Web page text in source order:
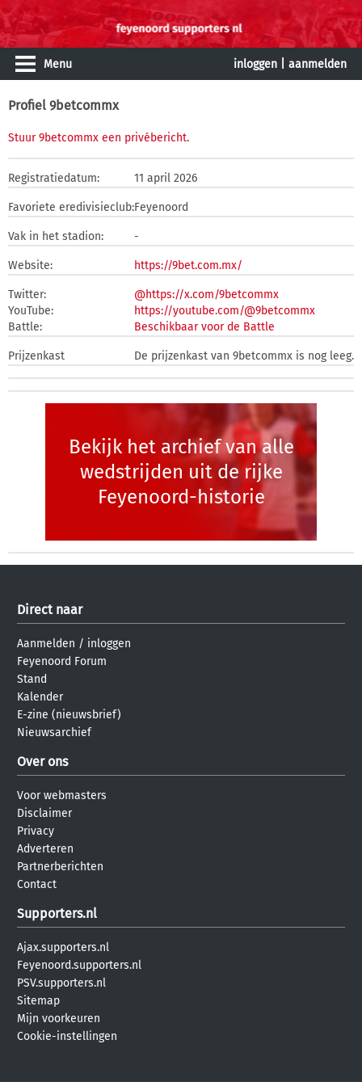
Menu inloggen aanmelden
Profiel 9betcommx
Stuur 9betcommx een privébericht.
Registratiedatum: 11 april 2026
Favoriete eredivisieclub:Feyenoord
Vak in het stadion: -
Website: https://9bet.com.mx/
Twitter:
@https://x.com/9betcommx
YouTube:
https://youtube.com/@9betcommx
Battle:
Beschikbaar voor de Battle
Prijzenkast De prijzenkast van 9betcommx is nog leeg.
Bekijk het archief van alle
wedstrijden uit de rijke
Feyenoord-historie
Direct naar
Aanmelden / inloggen
Feyenoord Forum
Stand
Kalender
E-zine (nieuwsbrief)
Nieuwsarchief
Over ons
Voor webmasters
Disclaimer
Privacy
Adverteren
Partnerberichten
Contact
Supporters.nl
Ajax.supporters.nl
Feyenoord.supporters.nl
PSV.supporters.nl
Sitemap
Mijn voorkeuren
Cookie-instellingen